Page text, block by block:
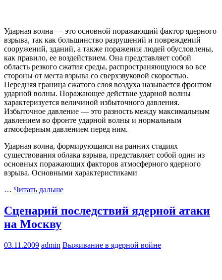
Ударная волна — это основной поражающий фактор ядерного
взрыва, так как большинство разрушений и повреждений
сооружений, зданий, а также поражения людей обусловлены,
как правило, ее воздействием. Она представляет собой
область резкого сжатия среды, распространяющуюся во все
стороны от места взрыва со сверхзвуковой скоростью.
Передняя граница сжатого слоя воздуха называется фронтом
ударной волны. Поражающее действие ударной волны
характеризуется величиной избыточного давления.
Избыточное давление — это разность между максимальным
давлением во фронте ударной волны и нормальным
атмосферным давлением перед ним.
Ударная волна, формирующаяся на ранних стадиях
существования облака взрыва, представляет собой один из
основных поражающих факторов атмосферного ядерного
взрыва. Основными характеристиками
… Читать дальше
Сценарий последствий ядерной атаки
на Москву
03.11.2009 admin Выживание в ядерной войне